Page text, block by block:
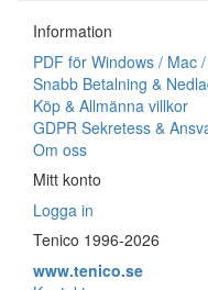
Information
PDF för Windows / Mac
Snabb Betalning &
Köp & Allmänna villkor
GDPR Sekretess &
Om oss
Mitt konto
Logga in
Tenico 1996-2026
www.tenico.se